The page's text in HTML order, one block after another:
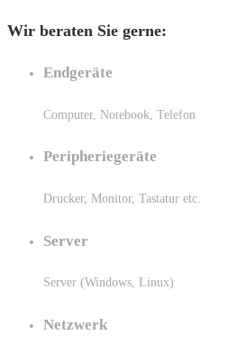
Wir beraten Sie gerne:
Endgeräte
Computer, Notebook, Telefon
Peripheriegeräte
Drucker, Monitor, Tastatur etc.
Server
Server (Windows, Linux)
Netzwerk